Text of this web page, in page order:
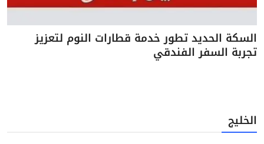
السكة الحديد تطور خدمة قطارات النوم لتعزيز
تجربة السفر الفندقي
الخليج